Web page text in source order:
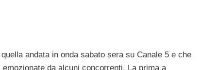
andata in onda sabato sera su Canale 5 e che
emozionate da alcuni concorrenti. La prima a